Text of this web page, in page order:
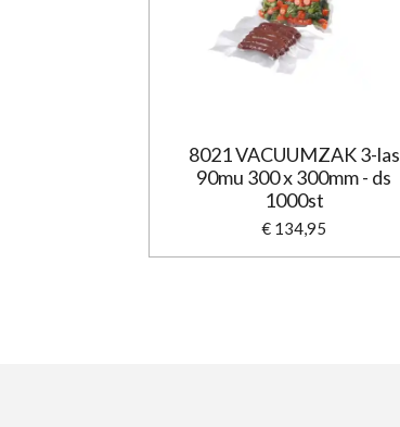
8021 VACUUMZAK 3-las
90mu 300 x 300mm - ds
1000st
€ 134,95